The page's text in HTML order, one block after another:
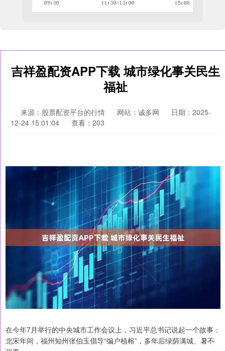
吉祥盈配资APP下载 城市绿化事关民生
福祉
来源：股票配资平台的行情 网站：诚多网
日期：2025-
12-24 15:01:04
查看：203
在今年7月举行的中央城市工作会议上，习近平总书记说起一个故事：
北宋年间，福州知州张伯玉倡导“编户植榕”，多年后绿荫满城、暑不